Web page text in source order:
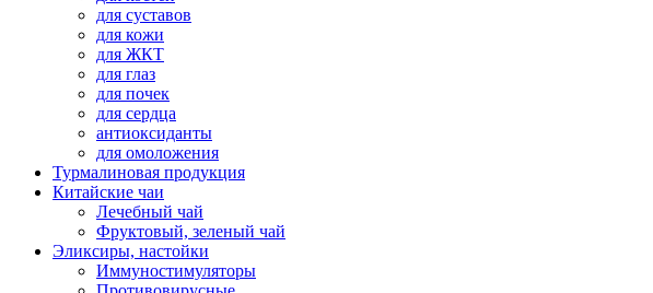
для суставов
для кожи
для ЖКТ
для глаз
для почек
для сердца
антиоксиданты
для омоложения
Турмалиновая продукция
Китайские чаи
Лечебный чай
Фруктовый, зеленый чай
Эликсиры, настойки
Иммуностимуляторы